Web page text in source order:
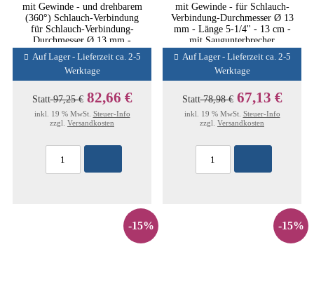
mit Gewinde - und drehbarem
(360°) Schlauch-Verbindung
für Schlauch-Verbindung-
Durchmesser Ø 13 mm -
Länge 5-1/4'' - 13 cm - mit
Saugunterbrecher
Auf Lager - Lieferzeit ca. 2-5
Werktage
Statt97,25 € 82,66 €
inkl. 19 % MwSt. Steuer-Info
zzgl. Versandkosten
mit Gewinde - für Schlauch-
Verbindung-Durchmesser Ø 13
mm - Länge 5-1/4'' - 13 cm -
mit Saugunterbrecher
Auf Lager - Lieferzeit ca. 2-5
Werktage
Statt78,98 € 67,13 €
inkl. 19 % MwSt. Steuer-Info
zzgl. Versandkosten
-15% -15%